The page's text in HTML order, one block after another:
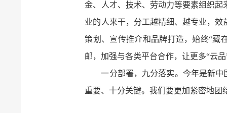
金、人才、技术、劳动力等要素组织
业的人来干，分工越精细、越专业，
策划、宣传推介和品牌打造，始终“藏
邮，加强与各类平台合作，让更多“云
一分部署，九分落实。今年是新中
重要、十分关键。我们要更加紧密地